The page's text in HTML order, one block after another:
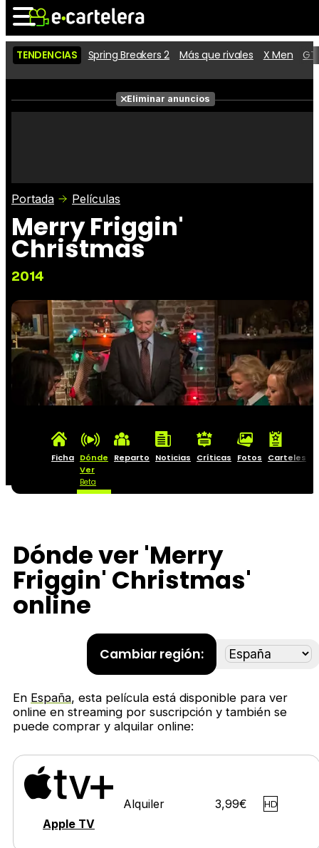
Noticias
Cartelera
Críticas
TENDENCIAS Spring Breakers 2 Más que rivales X Men
Eliminar anuncios
Portada Películas
Merry Friggin'
Christmas
2014
Ficha Dónde
Ver
Beta
Reparto Noticias Críticas Fotos Carteles
Dónde ver 'Merry
Friggin' Christmas'
online
Cambiar región:
En España, esta película está disponible para ver
online en streaming por suscripción y también se
puede comprar y alquilar online:
Apple TV
Alquiler 3,99€ HD